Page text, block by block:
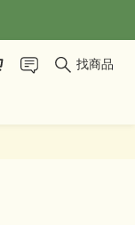
找商品